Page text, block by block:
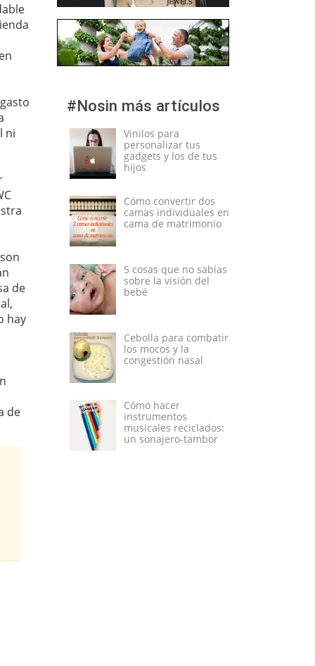
ni
de
hay
de
#Nosin más artículos
Vinilos para
personalizar tus
gadgets y los de tus
hijos
Cómo convertir dos
camas individuales en
cama de matrimonio
5 cosas que no sabías
sobre la visión del
bebé
Cebolla para combatir
los mocos y la
congestión nasal
Cómo hacer
instrumentos
musicales reciclados:
un sonajero-tambor